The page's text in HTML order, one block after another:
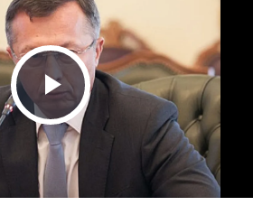
Play Video